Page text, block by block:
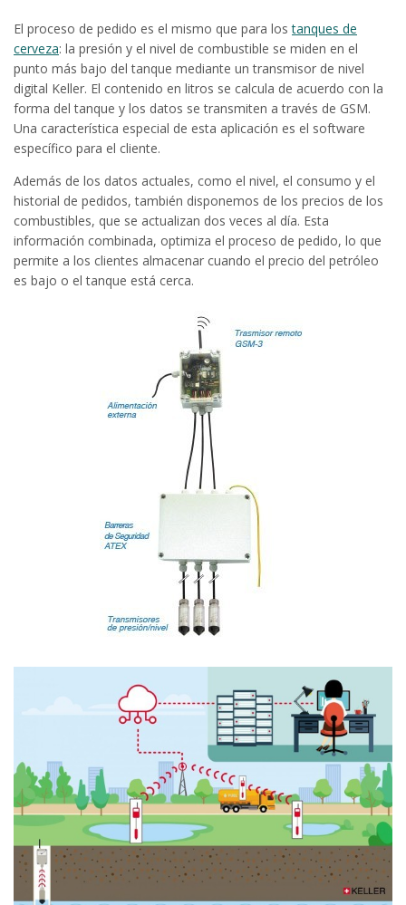
El proceso de pedido es el mismo que para lostanques de
cerveza: la presión y el nivel de combustible se miden en el
punto más bajo del tanque mediante un transmisor de nivel
digital Keller. El contenido en litros se calcula de acuerdo con la
forma del tanque y los datos se transmiten a través de GSM.
Una característica especial de esta aplicación es el software
específico para el cliente.
Además de los datos actuales, como el nivel, el consumo y el
historial de pedidos, también disponemos de los precios de los
combustibles, que se actualizan dos veces al día. Esta
información combinada, optimiza el proceso de pedido, lo que
permite a los clientes almacenar cuando el precio del petróleo
es bajo o el tanque está cerca.